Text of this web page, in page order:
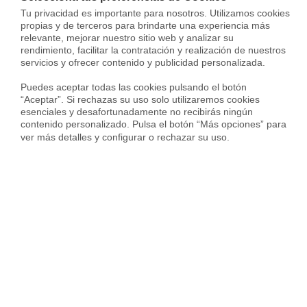
Tu privacidad es importante para nosotros. Utilizamos cookies
propias y de terceros para brindarte una experiencia más
relevante, mejorar nuestro sitio web y analizar su
rendimiento, facilitar la contratación y realización de nuestros
servicios y ofrecer contenido y publicidad personalizada.
Puedes aceptar todas las cookies pulsando el botón
“Aceptar”. Si rechazas su uso solo utilizaremos cookies
esenciales y desafortunadamente no recibirás ningún
contenido personalizado. Pulsa el botón “Más opciones” para
ver más detalles y configurar o rechazar su uso.
Venta Viviendas en Sabadell
Venta Viviendas en Sant Pere De Ribes